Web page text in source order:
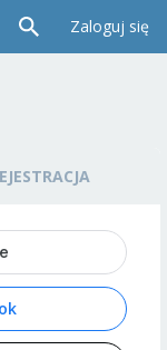
Zaloguj się